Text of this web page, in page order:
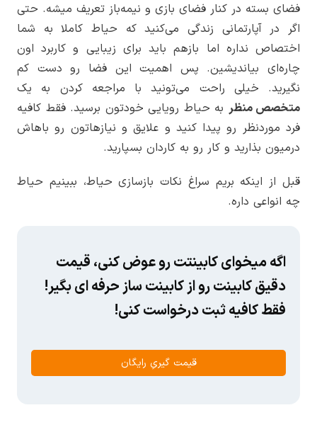
فضای بسته در کنار فضای بازی و نیمه‌باز تعریف میشه. حتی
اگر در آپارتمانی زندگی می‌کنید که حیاط کاملا به شما
اختصاص نداره اما بازهم باید برای زیبایی و کاربرد اون
چاره‌ای بیاندیشین. پس اهمیت این فضا رو دست کم
نگیرید. خیلی راحت می‌تونید با مراجعه کردن به یک
متخصص منظر به حیاط رویایی خودتون برسید. فقط کافیه
فرد موردنظر رو پیدا کنید و علایق و نیازهاتون رو باهاش
درمیون بذارید و کار رو به کاردان بسپارید.
قبل از اینکه بریم سراغ نکات بازسازی حیاط، ببینیم حیاط
چه انواعی داره.
اگه میخوای کابینتت رو عوض کنی، قیمت
دقیق کابینت رو از کابینت ساز حرفه ای بگیر!
فقط کافیه ثبت درخواست کنی!
قیمت گیریِ رایگان